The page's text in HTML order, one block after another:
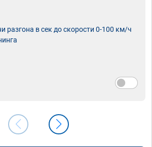
разгона в сек до скорости 0-100 км/ч